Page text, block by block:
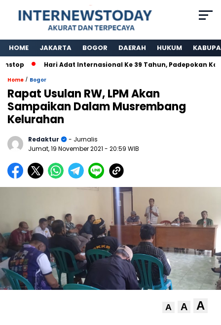
HOME JAKARTA BOGOR DAERAH HUKUM
Hari Adat Internasional Ke 39 Tahun, Padepokan
Home / Bogor
Rapat Usulan RW, LPM Akan
Sampaikan Dalam Musrembang
Kelurahan
Redaktur
- Jurnalis
Jumat, 19 November 2021 - 20:59 WIB
A A A